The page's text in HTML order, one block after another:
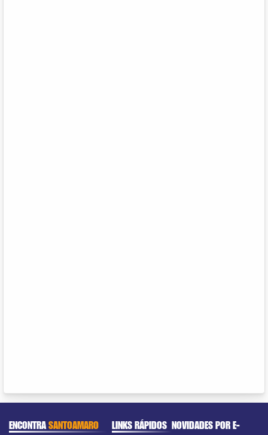
ENCONTRASANTOAMARO LINKS RÁPIDOS NOVIDADES POR E-